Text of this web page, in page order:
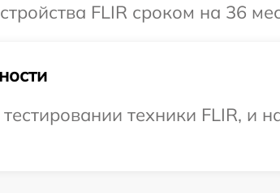
FLIR сроком на 36
техники FLIR, и